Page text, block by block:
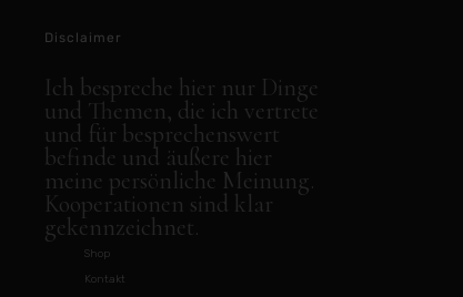
Disclaimer
Ich bespreche hier nur Dinge
und Themen, die ich vertrete
und für besprechenswert
befinde und äußere hier
meine persönliche Meinung.
Kooperationen sind klar
gekennzeichnet.
Shop
Kontakt